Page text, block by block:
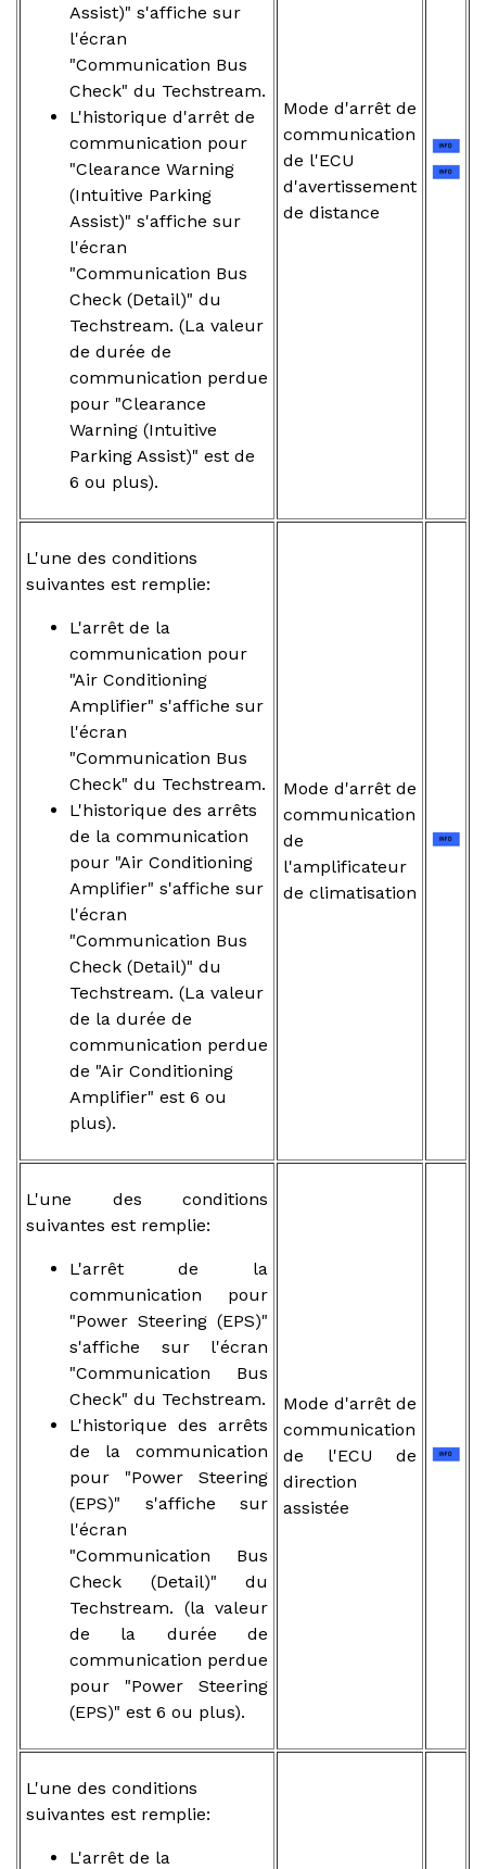
Assist)" s'affiche sur
l'écran
"Communication Bus
Check" du Techstream.
L'historique d'arrêt de
communication pour
"Clearance Warning
(Intuitive Parking
Assist)" s'affiche sur
l'écran
"Communication Bus
Check (Detail)" du
Techstream. (La valeur
de durée de
communication perdue
pour "Clearance
Warning (Intuitive
Parking Assist)" est de
6 ou plus).
Mode d'arrêt de
communication
de l'ECU
d'avertissement
de distance
L'une des conditions
suivantes est remplie:
L'arrêt de la
communication pour
"Air Conditioning
Amplifier" s'affiche sur
l'écran
"Communication Bus
Check" du Techstream.
L'historique des arrêts
de la communication
pour "Air Conditioning
Amplifier" s'affiche sur
l'écran
"Communication Bus
Check (Detail)" du
Techstream. (La valeur
de la durée de
communication perdue
de "Air Conditioning
Amplifier" est 6 ou
plus).
Mode d'arrêt de
communication
de
l'amplificateur
de climatisation
L'une des conditions
suivantes est remplie:
L'arrêt de la
communication pour
"Power Steering (EPS)"
s'affiche sur l'écran
"Communication Bus
Check" du Techstream.
L'historique des arrêts
de la communication
pour "Power Steering
(EPS)" s'affiche sur
l'écran
"Communication Bus
Check (Detail)" du
Techstream. (la valeur
de la durée de
communication perdue
pour "Power Steering
(EPS)" est 6 ou plus).
Mode d'arrêt de
communication
de l'ECU de
direction
assistée
L'une des conditions
suivantes est remplie:
L'arrêt de la